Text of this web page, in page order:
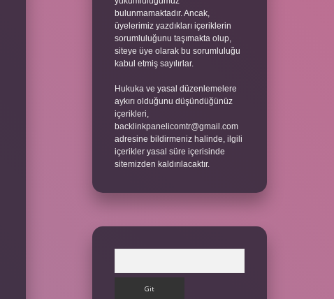
bulunmamaktadır. Ancak,
üyelerimiz yazdıkları içeriklerin
sorumluluğunu taşımakta olup,
siteye üye olarak bu sorumluluğu
kabul etmiş sayılırlar.
Hukuka ve yasal düzenlemelere
aykırı olduğunu düşündüğünüz
içerikleri,
backlinkpanelicomtr@gmail.com
adresine bildirmeniz halinde, ilgili
içerikler yasal süre içerisinde
sitemizden kaldırılacaktır.